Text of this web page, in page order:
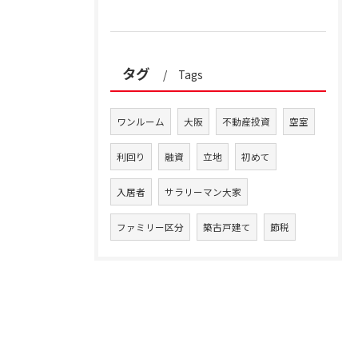
タグ Tags
ワンルーム 大阪 不動産投資 空室
利回り 融資 立地 初めて
入居者 サラリーマン大家
ファミリー区分 築古戸建て 節税